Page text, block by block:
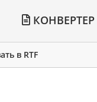
КОНВЕРТЕР
в RTF